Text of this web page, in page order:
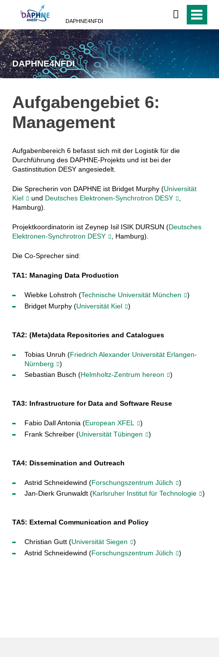
DAPHNE4NFDI
DAPHNE4NFDI
Aufgabengebiet 6:
Management
Aufgabenbereich 6 befasst sich mit der Logistik für die
Durchführung des DAPHNE-Projekts und ist bei der
Gastinstitution DESY angesiedelt.
Die Sprecherin von DAPHNE ist Bridget Murphy (Universität
Kiel
und Deutsches Elektronen-Synchrotron DESY
,
Hamburg).
Projektkoordinatorin ist Zeynep Isil ISIK DURSUN (Deutsches
Elektronen-Synchrotron DESY
, Hamburg).
Die Co-Sprecher sind:
TA1: Managing Data Production
Wiebke Lohstroh (Technische Universität München
)
Bridget Murphy (Universität Kiel )
TA2: (Meta)data Repositories and Catalogues
Tobias Unruh (Friedrich Alexander Universität Erlangen-
Nürnberg
)
Sebastian Busch (Helmholtz-Zentrum hereon )
TA3: Infrastructure for Data and Software Reuse
Fabio Dall Antonia (European XFEL
)
Frank Schreiber (Universität Tübingen )
TA4: Dissemination and Outreach
Astrid Schneidewind (Forschungszentrum Jülich
)
Jan-Dierk Grunwaldt (Karlsruher Institut für Technologie )
TA5: External Communication and Policy
Christian Gutt (Universität Siegen
)
Astrid Schneidewind (Forschungszentrum Jülich )